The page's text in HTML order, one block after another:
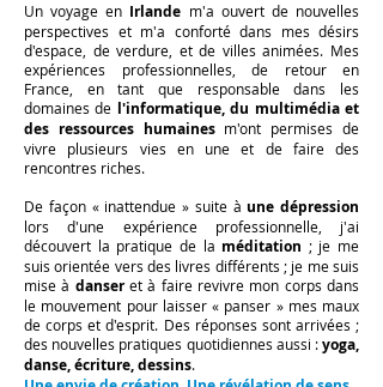
Un voyage en Irlande m'a ouvert de nouvelles
perspectives et m'a conforté dans mes désirs
d'espace, de verdure, et de villes animées. Mes
expériences professionnelles, de retour en
France, en tant que responsable dans les
domaines de l'informatique, du multimédia et
des ressources humainesm'ont permises de
vivre plusieurs vies en une et de faire des
rencontres riches.
De façon « inattendue » suite àune dépression
lors d'une expérience professionnelle, j'ai
découvert la pratique de la méditation ; je me
suis orientée vers des livres différents ; je me suis
mise à danseret à faire revivre mon corps dans
le mouvement pour laisser « panser » mes maux
de corps et d'esprit. Des réponses sont arrivées ;
des nouvelles pratiques quotidiennes aussi :yoga,
danse, écriture, dessins.